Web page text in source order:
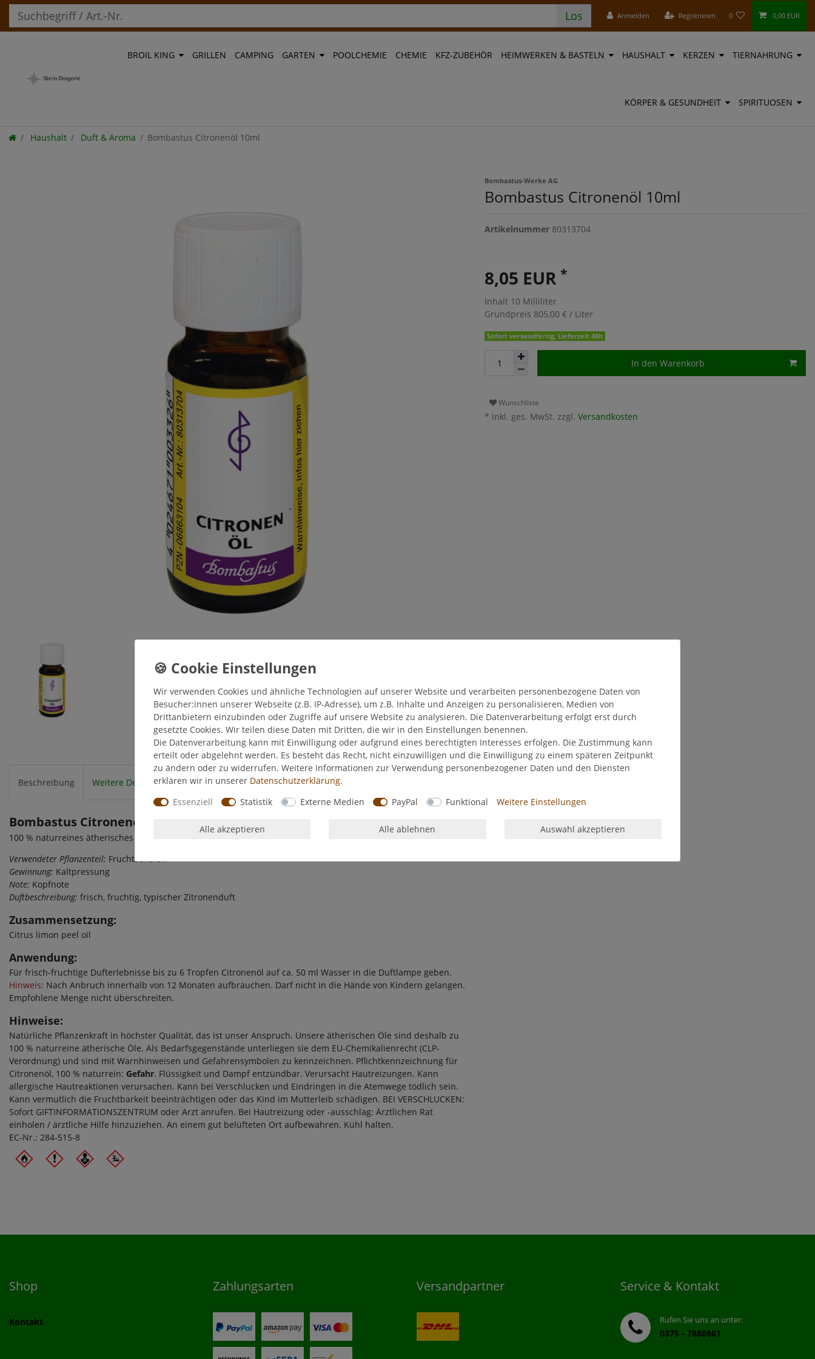
Los Anmelden Registrieren 0 0,00 EUR
BROIL KING GRILLEN CAMPING GARTEN POOLCHEMIE CHEMIE KFZ-ZUBEHÖR HEIMWERKEN & BASTELN HAUSHALT KERZEN TIERNAHRUNG
KÖRPER & GESUNDHEIT SPIRITUOSEN
Haushalt Duft & Aroma Bombastus Citronenöl 10ml
Bombastus-Werke AG
Bombastus Citronenöl 10ml
Artikelnummer 80313704
8,05 EUR *
Inhalt 10 Milliliter
Grundpreis 805,00 € / Liter
Sofort versandfertig, Lieferzeit 48h
In den Warenkorb
Wunschliste
* inkl. ges. MwSt. zzgl. Versandkosten
Beschreibung Weitere Details EU-Verantwortlicher Hersteller
Bombastus Citronenöl 10ml
100 % naturreines ätherisches Öl für die Anwendung in der Duftlampe
Verwendeter Pflanzenteil: Fruchtschalen
Gewinnung: Kaltpressung
Note: Kopfnote
Duftbeschreibung: frisch, fruchtig, typischer Zitronenduft
Zusammensetzung:
Citrus limon peel oil
Anwendung:
Für frisch-fruchtige Dufterlebnisse bis zu 6 Tropfen Citronenöl auf ca. 50 ml Wasser in die Duftlampe geben.
Hinweis: Nach Anbruch innerhalb von 12 Monaten aufbrauchen. Darf nicht in die Hände von Kindern gelangen.
Empfohlene Menge nicht überschreiten.
Hinweise:
Natürliche Pflanzenkraft in höchster Qualität, das ist unser Anspruch. Unsere ätherischen Öle sind deshalb zu
100 % naturreine ätherische Öle. Als Bedarfsgegenstände unterliegen sie dem EU-Chemikalienrecht (CLP-
Verordnung) und sind mit Warnhinweisen und Gefahrensymbolen zu kennzeichnen. Pflichtkennzeichnung für
Citronenöl, 100 % naturrein: Gefahr. Flüssigkeit und Dampf entzündbar. Verursacht Hautreizungen. Kann
allergische Hautreaktionen verursachen. Kann bei Verschlucken und Eindringen in die Atemwege tödlich sein.
Kann vermutlich die Fruchtbarkeit beeinträchtigen oder das Kind im Mutterleib schädigen. BEI VERSCHLUCKEN:
Sofort GIFTINFORMATIONSZENTRUM oder Arzt anrufen. Bei Hautreizung oder -ausschlag: Ärztlichen Rat
einholen / ärztliche Hilfe hinzuziehen. An einem gut belüfteten Ort aufbewahren. Kühl halten.
EC-Nr.: 284-515-8
Shop
Kontakt
Zahlungsarten Versandpartner Service & Kontakt
Rufen Sie uns an unter:
0375 - 7880861
Wir verwenden Cookies und ähnliche Technologien auf unserer Website und verarbeiten personenbezogene Daten von
Besucher:innen unserer Webseite (z.B. IP-Adresse), um z.B. Inhalte und Anzeigen zu personalisieren, Medien von
Drittanbietern einzubinden oder Zugriffe auf unsere Website zu analysieren. Die Datenverarbeitung erfolgt erst durch
gesetzte Cookies. Wir teilen diese Daten mit Dritten, die wir in den Einstellungen benennen.
Die Datenverarbeitung kann mit Einwilligung oder aufgrund eines berechtigten Interesses erfolgen. Die Zustimmung kann
erteilt oder abgelehnt werden. Es besteht das Recht, nicht einzuwilligen und die Einwilligung zu einem späteren Zeitpunkt
zu ändern oder zu widerrufen. Weitere Informationen zur Verwendung personenbezogener Daten und den Diensten
erklären wir in unserer Daten­schutz­erklärung.
Essenziell
Statistik Externe Medien PayPal Funktional Weitere Einstellungen
Alle akzeptieren Alle ablehnen Auswahl akzeptieren